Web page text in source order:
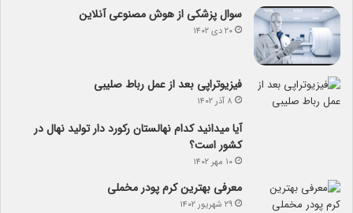
سوال پزشکی از هوش مصنوعی آنلاین
۲۰ دی ۱۴۰۲
فیزیوتراپی بعد از عمل رباط صلیبی
۸ آذر ۱۴۰۲
آیا می­دانید کدام نهالستان رکورد دار تولید نهال­ در
کشور است؟
۱۰ مهر ۱۴۰۲
معرفی بهترین کرم پودر مخملی
۲۹ شهریور ۱۴۰۲